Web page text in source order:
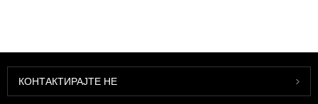
КОНТАКТИРАЈТЕ НЕ